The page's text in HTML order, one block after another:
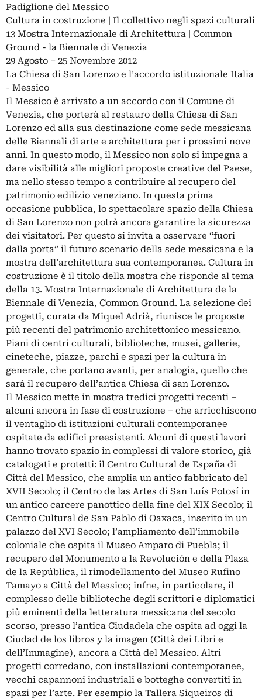
Padiglione del Messico
Cultura in costruzione | Il collettivo negli spazi culturali
13 Mostra Internazionale di Architettura | Common
Ground - la Biennale di Venezia
29 Agosto – 25 Novembre 2012
La Chiesa di San Lorenzo e l’accordo istituzionale Italia
- Messico
Il Messico è arrivato a un accordo con il Comune di
Venezia, che porterà al restauro della Chiesa di San
Lorenzo ed alla sua destinazione come sede messicana
delle Biennali di arte e architettura per i prossimi nove
anni. In questo modo, il Messico non solo si impegna a
dare visibilità alle migliori proposte creative del Paese,
ma nello stesso tempo a contribuire al recupero del
patrimonio edilizio veneziano. In questa prima
occasione pubblica, lo spettacolare spazio della Chiesa
di San Lorenzo non potrà ancora garantire la sicurezza
dei visitatori. Per questo si invita a osservare “fuori
dalla porta” il futuro scenario della sede messicana e la
mostra dell’architettura sua contemporanea. Cultura in
costruzione è il titolo della mostra che risponde al tema
della 13. Mostra Internazionale di Architettura de la
Biennale di Venezia, Common Ground. La selezione dei
progetti, curata da Miquel Adrià, riunisce le proposte
più recenti del patrimonio architettonico messicano.
Piani di centri culturali, biblioteche, musei, gallerie,
cineteche, piazze, parchi e spazi per la cultura in
generale, che portano avanti, per analogia, quello che
sarà il recupero dell’antica Chiesa di san Lorenzo.
Il Messico mette in mostra tredici progetti recenti –
alcuni ancora in fase di costruzione – che arricchiscono
il ventaglio di istituzioni culturali contemporanee
ospitate da edifici preesistenti. Alcuni di questi lavori
hanno trovato spazio in complessi di valore storico, già
catalogati e protetti: il Centro Cultural de España di
Città del Messico, che amplia un antico fabbricato del
XVII Secolo; il Centro de las Artes di San Luís Potosí in
un antico carcere panottico della fine del XIX Secolo; il
Centro Cultural de San Pablo di Oaxaca, inserito in un
palazzo del XVI Secolo; l’ampliamento dell’immobile
coloniale che ospita il Museo Amparo di Puebla; il
recupero del Monumento a la Revolución e della Plaza
de la República, il rimodellamento del Museo Rufino
Tamayo a Città del Messico; infne, in particolare, il
complesso delle biblioteche degli scrittori e diplomatici
più eminenti della letteratura messicana del secolo
scorso, presso l’antica Ciudadela che ospita ad oggi la
Ciudad de los libros y la imagen (Città dei Libri e
dell’Immagine), ancora a Città del Messico. Altri
progetti corredano, con installazioni contemporanee,
vecchi capannoni industriali e botteghe convertiti in
spazi per l’arte. Per esempio la Tallera Siqueiros di